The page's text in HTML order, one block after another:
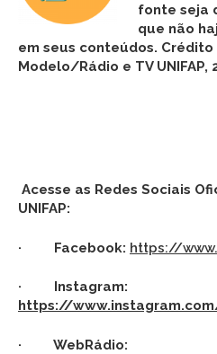
fonte seja
que não
em seus conteúdos.
Modelo/Rádio e TV UNIFAP,
Acesse as Redes Sociais
UNIFAP:
· Facebook: https://
· Instagram:
https://
· WebRádio: